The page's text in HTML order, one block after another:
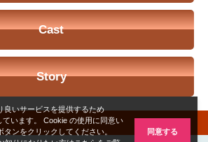
Cast
Story
良いサービスを提供するため
います。 Cookie の使用に同意い
ンをクリックしてください。
同意する